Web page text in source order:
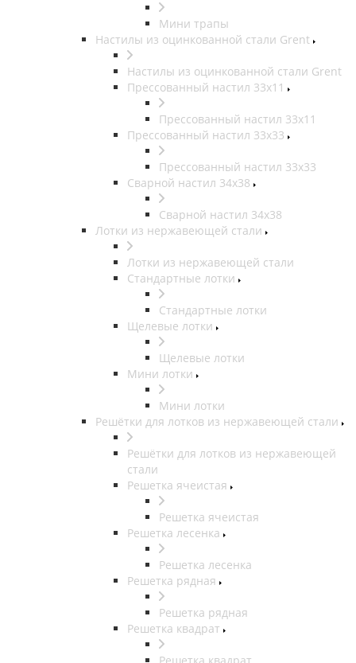
Мини трапы
Настилы из оцинкованной стали Grent
Настилы из оцинкованной стали Grent
Прессованный настил 33x11
Прессованный настил 33x11
Прессованный настил 33x33
Прессованный настил 33x33
Сварной настил 34x38
Сварной настил 34x38
Лотки из нержавеющей стали
Лотки из нержавеющей стали
Стандартные лотки
Стандартные лотки
Щелевые лотки
Щелевые лотки
Мини лотки
Мини лотки
Решётки для лотков из нержавеющей стали
Решётки для лотков из нержавеющей
стали
Решетка ячеистая
Решетка ячеистая
Решетка лесенка
Решетка лесенка
Решетка рядная
Решетка рядная
Решетка квадрат